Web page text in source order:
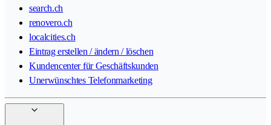
search.ch
renovero.ch
localcities.ch
Eintrag erstellen / ändern / löschen
Kundencenter für Geschäftskunden
Unerwünschtes Telefonmarketing